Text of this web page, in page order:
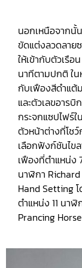
นอกเหนือจากนั้
ขัดแต่งลวดลาย
ให้เข้ากับตัวเรือ
นาทีตามปกติ ใ
กับเฟืองสีดำแต้
และตัวเลขอาร
กระจกแซปไฟร์
ตัวหน้าต่างที่โช
เลือกฟังก์ชันไข
เฟืองที่ตำแหน่ง
นาฬิกา
Hand Setting
ตำแหน่ง 11 นา
Prancing